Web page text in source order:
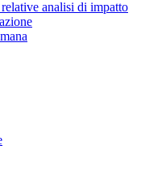
analisi di impatto